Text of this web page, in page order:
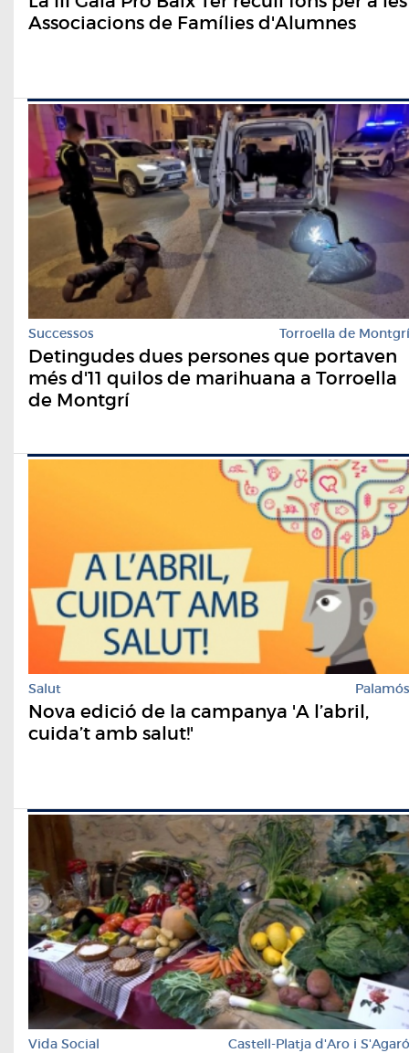
Associacions de Famílies d'Alumnes
Successos Torroella de Montgrí
Detingudes dues persones que portaven
més d'11 quilos de marihuana a Torroella
de Montgrí
Salut Palamós
Nova edició de la campanya 'A l’abril,
cuida’t amb salut!'
Vida Social Castell-Platja d'Aro i S'Agaró